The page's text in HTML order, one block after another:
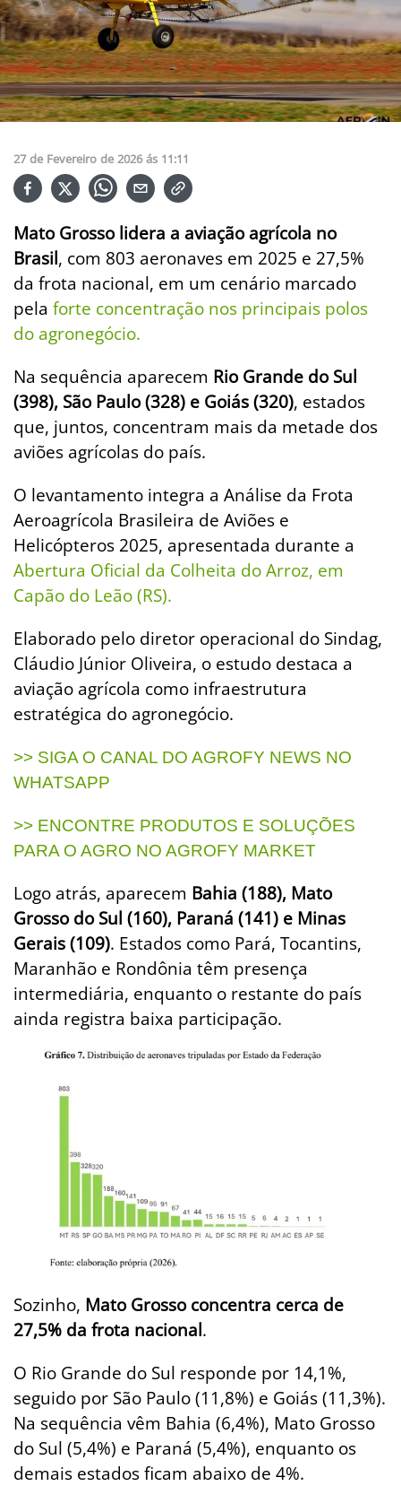
27 de Fevereiro de 2026 ás 11:11
Mato Grosso lidera a aviação agrícola no
Brasil, com 803 aeronaves em 2025 e 27,5%
da frota nacional, em um cenário marcado
pela forte concentração nos principais polos
do agronegócio.
Na sequência aparecem Rio Grande do Sul
(398), São Paulo (328) e Goiás (320), estados
que, juntos, concentram mais da metade dos
aviões agrícolas do país.
O levantamento integra a Análise da Frota
Aeroagrícola Brasileira de Aviões e
Helicópteros 2025, apresentada durante a
Abertura Oficial da Colheita do Arroz, em
Capão do Leão (RS).
Elaborado pelo diretor operacional do Sindag,
Cláudio Júnior Oliveira, o estudo destaca a
aviação agrícola como infraestrutura
estratégica do agronegócio.
>> SIGA O CANAL DO AGROFY NEWS NO
WHATSAPP
>> ENCONTRE PRODUTOS E SOLUÇÕES
PARA O AGRO NO AGROFY MARKET
Logo atrás, aparecem Bahia (188), Mato
Grosso do Sul (160), Paraná (141) e Minas
Gerais (109). Estados como Pará, Tocantins,
Maranhão e Rondônia têm presença
intermediária, enquanto o restante do país
ainda registra baixa participação.
Sozinho, Mato Grosso concentra cerca de
27,5% da frota nacional.
O Rio Grande do Sul responde por 14,1%,
seguido por São Paulo (11,8%) e Goiás (11,3%).
Na sequência vêm Bahia (6,4%), Mato Grosso
do Sul (5,4%) e Paraná (5,4%), enquanto os
demais estados ficam abaixo de 4%.